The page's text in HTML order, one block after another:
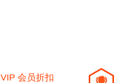
VIP 会员折扣